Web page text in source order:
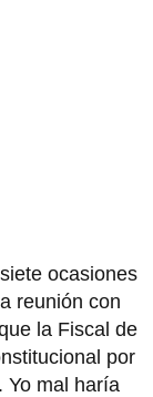
ocasiones
reunión con
la Fiscal de
por
Yo mal haría